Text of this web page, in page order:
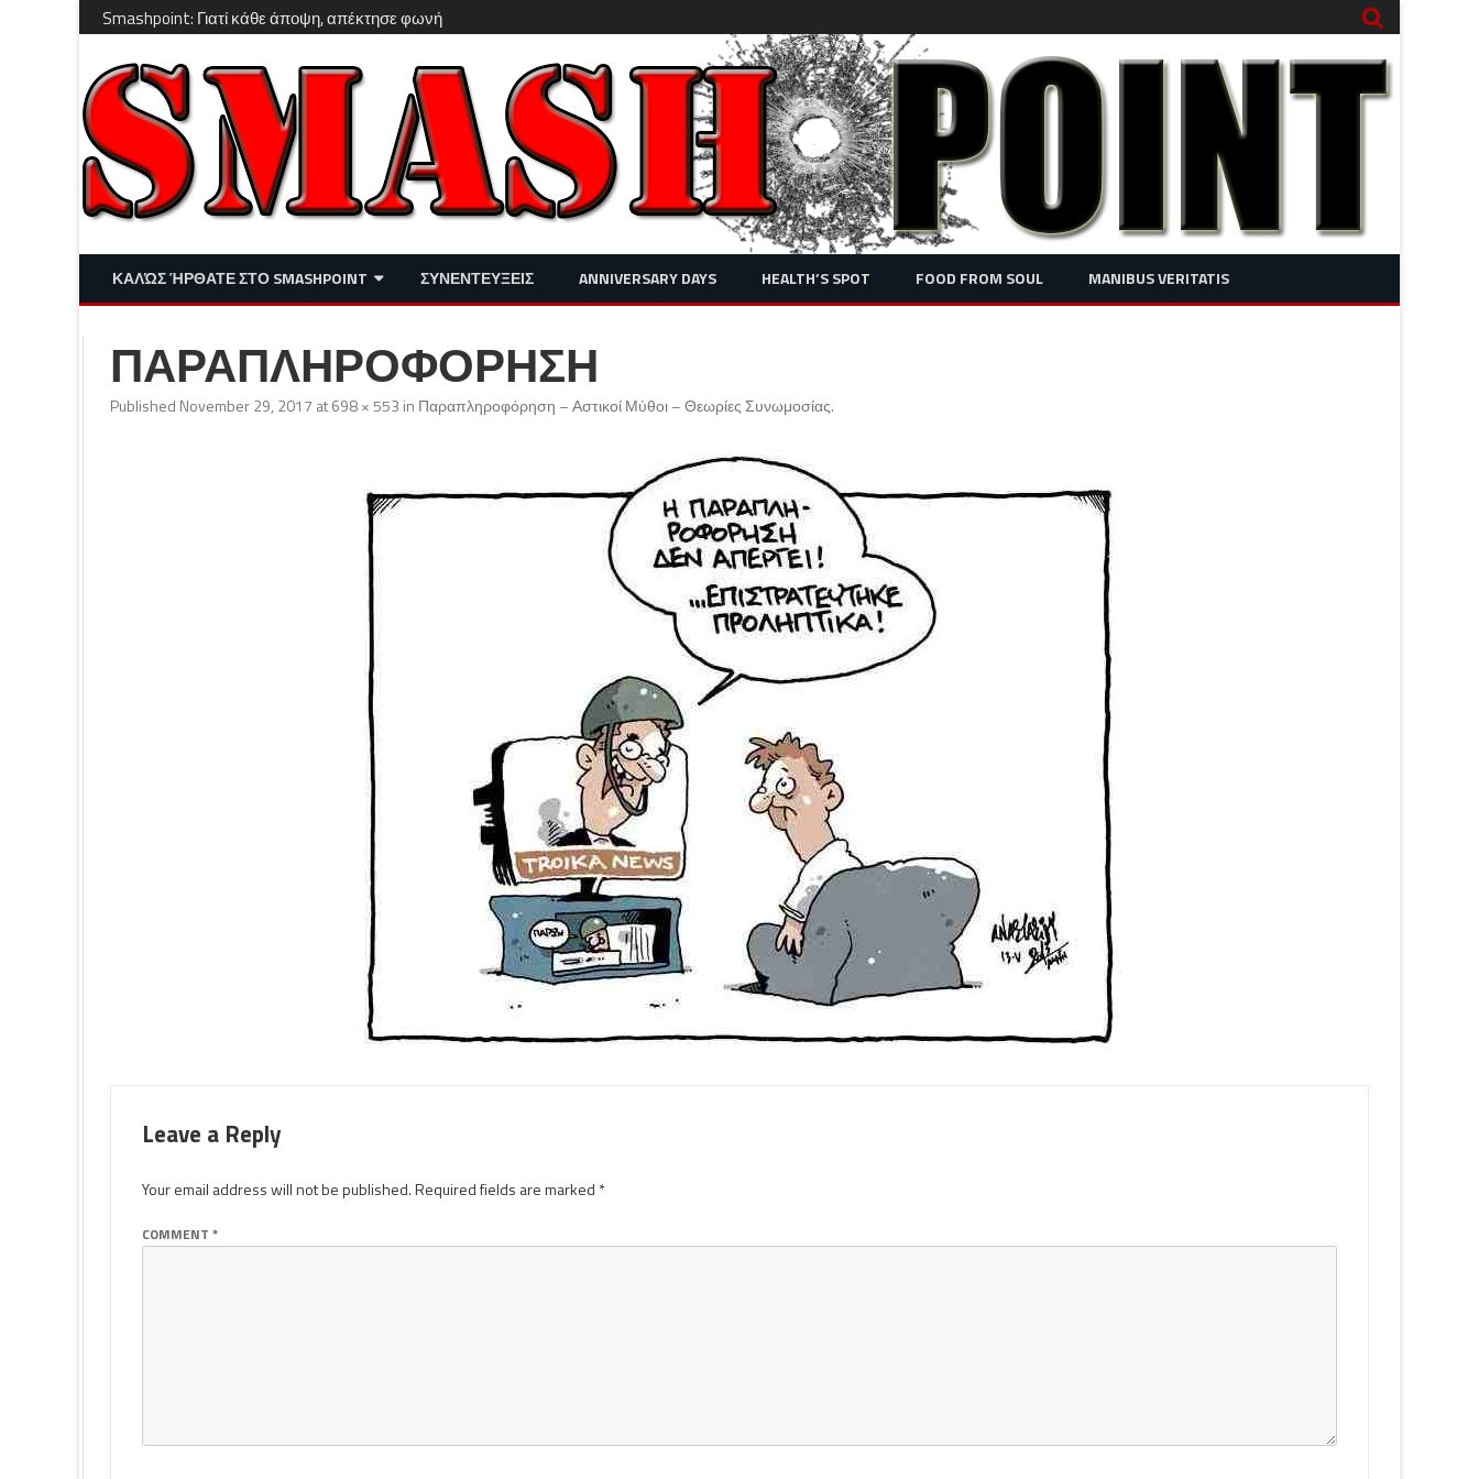
Smashpoint: Γιατί κάθε άποψη, απέκτησε φωνή
Skip
content
ΚΑΛΏΣ ΉΡΘΑΤΕ ΣΤΟ SMASHPOINT
ΔΙΑΣΚΈΔΑΣΗ – LIFESTYLE
ΣΥΝΕΝΤΕΥΞΕΙΣ ANNIVERSARY DAYS HEALTH’S SPOT FOOD FROM SOUL MANIBUS VERITATIS
ΠΑΡΑΠΛΗΡΟΦΟΡΗΣΗ
Published November 29, 2017 at698 × 553 in Παραπληροφόρηση – Αστικοί Μύθοι – Θεωρίες Συνωμοσίας.
Leave a Reply
Your email address will not be published.Required fields are marked *
COMMENT *